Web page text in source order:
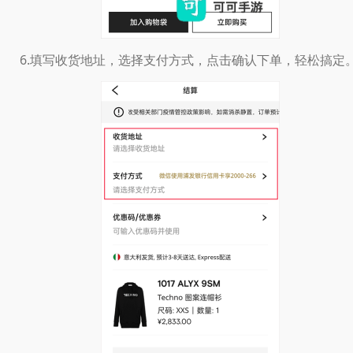
6.填写收货地址，选择支付方式，点击确认下单，轻松搞定